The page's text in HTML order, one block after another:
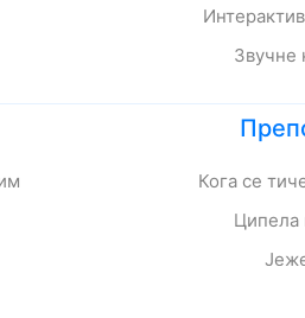
Звучне
Кога се
Ципела